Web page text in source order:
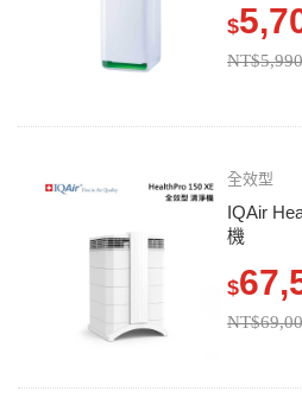
$
NT$5,990
全效型
IQAir
機
$